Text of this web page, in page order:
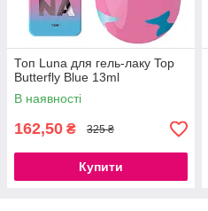
Топ Luna для гель-лаку Top
Butterfly Blue 13ml
В наявності
162,50 ₴ 325 ₴
Купити